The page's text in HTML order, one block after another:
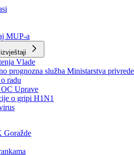
MUP-a
Vlade
prognozna služba Ministarstva privrede
radu
Uprave
o gripi H1N1